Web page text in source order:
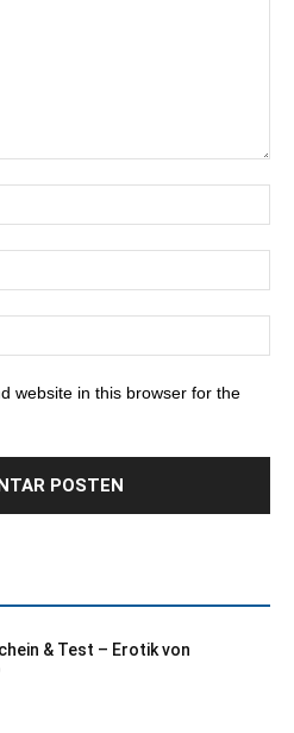
website in this browser for the
& Test – Erotik von